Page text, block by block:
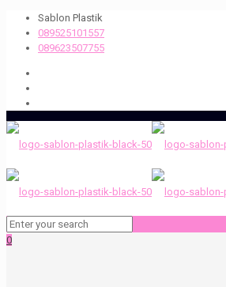
Sablon Plastik
089525101557
089623507755
0